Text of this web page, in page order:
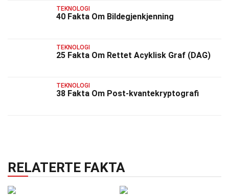
TEKNOLOGI
40 Fakta Om Bildegjenkjenning
TEKNOLOGI
25 Fakta Om Rettet Acyklisk Graf (DAG)
TEKNOLOGI
38 Fakta Om Post-kvantekryptografi
RELATERTE FAKTA